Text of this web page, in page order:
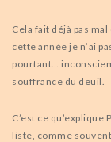
Cela fait déjà pas
cette année je n’ai
pourtant…
souffrance du deuil.
C’est ce
liste, comme